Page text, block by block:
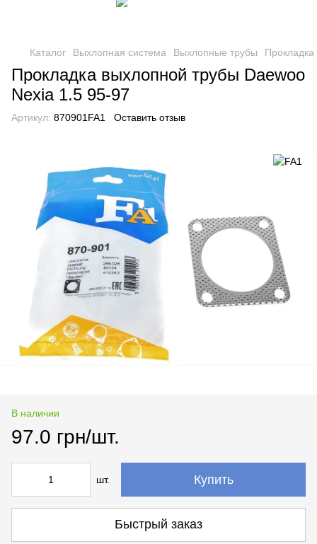
Каталог Выхлопная система Выхлопные трубы
Прокладка выхлопной трубы Daewoo
Nexia 1.5 95-97
Артикул: 870901FA1 Оставить отзыв
В наличии
97.0 грн/шт.
шт. Купить
Быстрый заказ